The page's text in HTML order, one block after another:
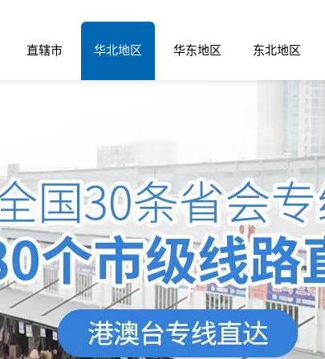
直辖市 华北地区 华东地区 东北地区